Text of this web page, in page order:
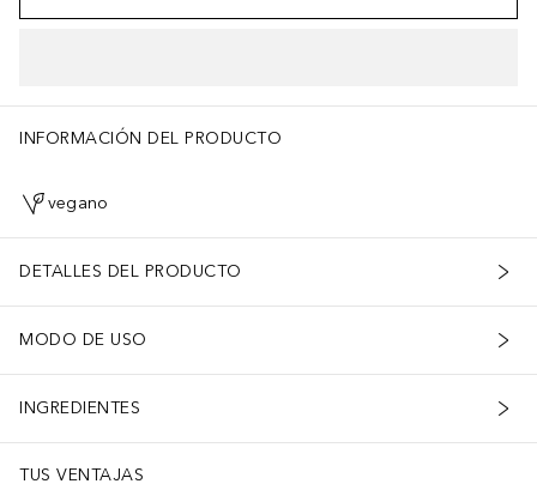
INFORMACIÓN DEL PRODUCTO
vegano
DETALLES DEL PRODUCTO
MODO DE USO
INGREDIENTES
TUS VENTAJAS